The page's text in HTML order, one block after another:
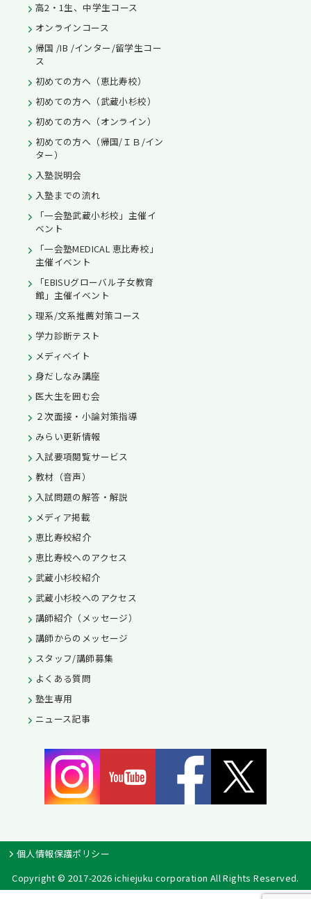
高2・1生、中学生コース
オンラインコース
帰国 /IB /インター/留学生コー
ス
初めての方へ（恵比寿校）
初めての方へ（武蔵小杉校）
初めての方へ（オンライン）
初めての方へ（帰国/ＩＢ/イン
ター）
入塾説明会
入塾までの流れ
「一会塾武蔵小杉校」主催イ
ベント
「一会塾MEDICAL 恵比寿校」
主催イベント
「EBISUグローバル子女教育
館」主催イベント
理系/文系推薦対策コース
学力診断テスト
メディベイト
身だしなみ講座
医大生を囲む会
２次面接・小論対策指導
みらい更新情報
入試要項閲覧サービス
教材（音声）
入試問題の解答・解説
メディア掲載
恵比寿校紹介
恵比寿校へのアクセス
武蔵小杉校紹介
武蔵小杉校へのアクセス
講師紹介（メッセージ）
講師からのメッセージ
スタッフ/講師募集
よくある質問
塾生専用
ニュース記事
個人情報保護ポリシー
Copyright © 2017-2026 ichiejuku corporation All Rights Reserved.